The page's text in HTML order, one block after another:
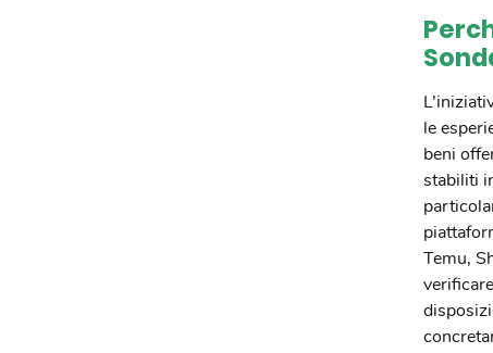
le
beni
stabiliti
Temu,